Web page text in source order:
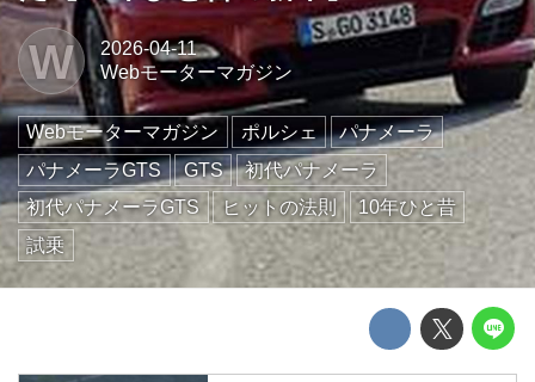
W
2026-04-11
Webモーターマガジン
Webモーターマガジン ポルシェ
パナメーラ
パナメーラGTS
GTS
初代パナメーラ
初代パナメーラGTS
ヒットの法則
10年ひと昔
試乗